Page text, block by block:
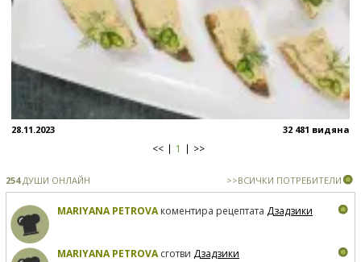
28.11.2023 32 481 видяна
<< 1 >>
254ДУШИ ОНЛАЙН >>ВСИЧКИ ПОТРЕБИТЕЛИ
MARIYANA PETROVAкоментира рецептата Дзадзики
MARIYANA PETROVAсготви Дзадзики